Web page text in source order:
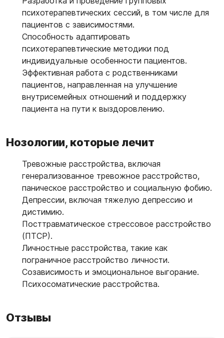
психотерапевтических сессий, в том числе для
пациентов с зависимостями.
Способность адаптировать
психотерапевтические методики под
индивидуальные особенности пациентов.
Эффективная работа с родственниками
пациентов, направленная на улучшение
внутрисемейных отношений и поддержку
пациента на пути к выздоровлению.
Нозологии, которые лечит
Тревожные расстройства, включая
генерализованное тревожное расстройство,
паническое расстройство и социальную фобию.
Депрессии, включая тяжелую депрессию и
дистимию.
Посттравматическое стрессовое расстройство
(ПТСР).
Личностные расстройства, такие как
пограничное расстройство личности.
Созависимость и эмоциональное выгорание.
Психосоматические расстройства.
Отзывы